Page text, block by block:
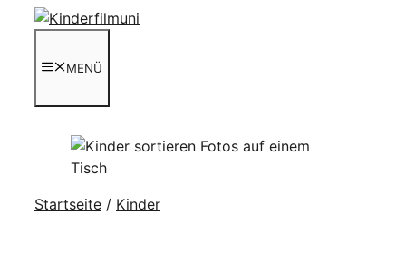
Zum
springenMENÜ
Startseite / Kinder